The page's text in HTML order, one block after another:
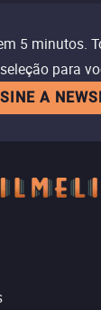
5 minutos.
seleção para
A